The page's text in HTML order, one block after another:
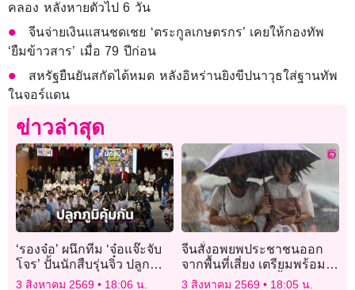
คลอง หลังหายตัวไป 6 วัน
จีนจ่ายเงินแสนชดเชย ‘ตระกูลเกษตรกร’ เคยให้กองทัพ
‘ยืมข้าวสาร’ เมื่อ 79 ปีก่อน
สหรัฐยืนยันสกัดได้หมด หลังอิหร่านยิงขีปนาวุธใส่ฐานทัพ
ในจอร์แดน
ข่าวล่าสุด
‘รองจ๋อ’ ผนึกทีม ‘จ๋อแจ๊ะจับ
โจร’ ปั้นนักสืบรุ่นจิ๋ว ปลูก
ภูมิคุ้มกันภัยไซเบอร์-ยาเสพ
3 สิงหาคม 2569 18:06 น.
จีนสั่งอพยพประชาชนออก
จากพื้นที่เสี่ยง เตรียมพร้อม
รับมือฝนตกหนัก-น้ำท่วม
3 สิงหาคม 2569 18:05 น.